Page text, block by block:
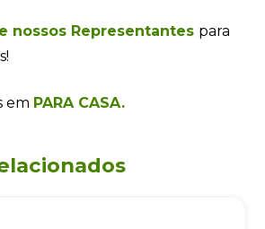
nossos Representantes para
em PARA CASA.